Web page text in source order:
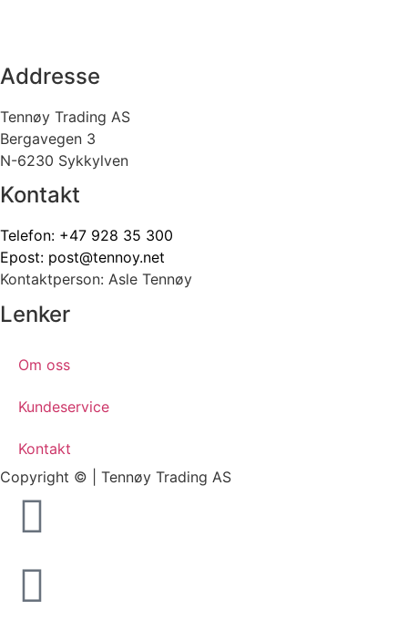
Addresse
Tennøy Trading AS
Bergavegen 3
N-6230 Sykkylven
Kontakt
Telefon: +47 928 35 300
Epost: post@tennoy.net
Kontaktperson: Asle Tennøy
Lenker
Om oss
Kundeservice
Kontakt
Copyright © | Tennøy Trading AS